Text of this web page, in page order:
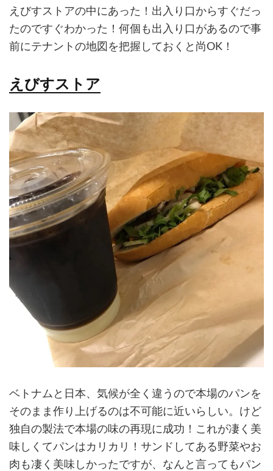
えびすストアの中にあった！出入り口からすぐだっ
たのですぐわかった！何個も出入り口があるので事
前にテナントの地図を把握しておくと尚OK！
えびすストア
ベトナムと日本、気候が全く違うので本場のパンを
そのまま作り上げるのは不可能に近いらしい。けど
独自の製法で本場の味の再現に成功！これが凄く美
味しくてパンはカリカリ！サンドしてある野菜やお
肉も凄く美味しかったですが、なんと言ってもパン